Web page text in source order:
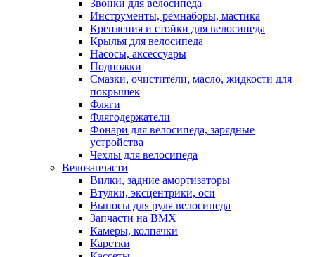
Звонки для велосипеда
Инструменты, ремнаборы, мастика
Крепления и стойки для велосипеда
Крылья для велосипеда
Насосы, аксессуары
Подножки
Смазки, очистители, масло, жидкости для
покрышек
Фляги
Флягодержатели
Фонари для велосипеда, зарядные
устройства
Чехлы для велосипеда
Велозапчасти
Вилки, задние амортизаторы
Втулки, эксцентрики, оси
Выносы для руля велосипеда
Запчасти на BMX
Камеры, колпачки
Каретки